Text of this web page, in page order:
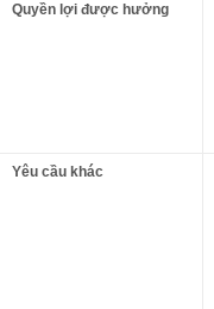
Quyền lợi được hưởng
Yêu cầu khác